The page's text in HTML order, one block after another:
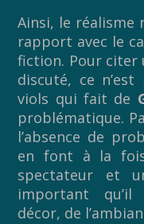
Ainsi, le réalisme
rapport avec le
fiction. Pour citer
discuté, ce
viols qui fait de
problématique.
l’absence de
en font à la
spectateur et
important
décor, de